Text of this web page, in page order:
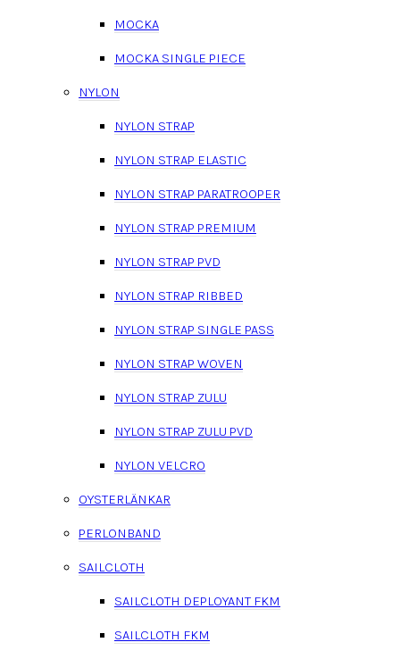
MOCKA
MOCKA SINGLE PIECE
NYLON
NYLON STRAP
NYLON STRAP ELASTIC
NYLON STRAP PARATROOPER
NYLON STRAP PREMIUM
NYLON STRAP PVD
NYLON STRAP RIBBED
NYLON STRAP SINGLE PASS
NYLON STRAP WOVEN
NYLON STRAP ZULU
NYLON STRAP ZULU PVD
NYLON VELCRO
OYSTERLÄNKAR
PERLONBAND
SAILCLOTH
SAILCLOTH DEPLOYANT FKM
SAILCLOTH FKM